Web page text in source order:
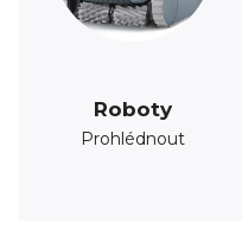
Roboty
Prohlédnout